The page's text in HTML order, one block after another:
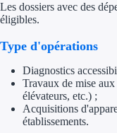
Les dossiers avec des
éligibles.
Type d'opérations
Diagnostics
Travaux de mise
élévateurs, etc.) ;
Acquisitions
établissements.